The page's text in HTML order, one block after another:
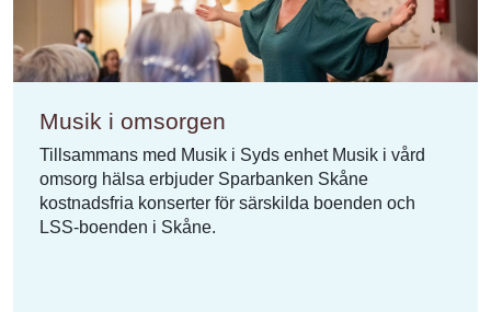
Musik i omsorgen
Tillsammans med Musik i Syds enhet Musik i vård
omsorg hälsa erbjuder Sparbanken Skåne
kostnadsfria konserter för särskilda boenden och
LSS-boenden i Skåne.